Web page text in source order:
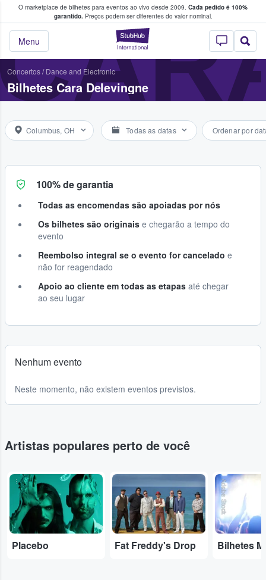
O marketplace de bilhetes para eventos ao vivo desde 2009. Cada pedido é 100%
garantido.Preços podem ser diferentes do valor nominal.
StubHub – onde
Menu
fãs compram e vendem bilhetes
Concertos/ Dance and Electronic
Bilhetes Cara Delevingne
Columbus, OH Todas as datas Ordenar por
100% de garantia
Todas as encomendas são apoiadas por nós
Os bilhetes são originais e chegarão a tempo do
evento
Reembolso integral se o evento for cancelado e
não for reagendado
Apoio ao cliente em todas as etapas até chegar
ao seu lugar
Nenhum evento
Neste momento, não existem eventos previstos.
Artistas populares perto de você
...
Placebo
...
Fat Freddy's Drop
Adobe Stock
Bilhetes